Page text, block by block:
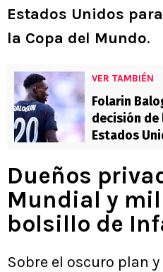
Estados Unidos
la Copa del Mundo.
VER TAMBIÉN
Folarin
decisión de
Estados
Dueños
Mundial y
bolsillo de
Sobre el oscuro plan